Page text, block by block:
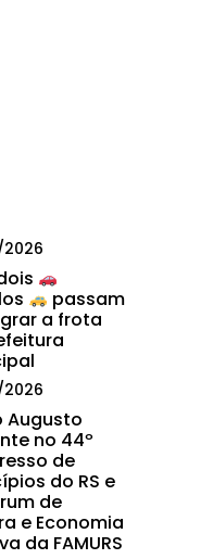
passam
a frota
Augusto
no 44º
de
do RS e
de
e Economia
da FAMURS